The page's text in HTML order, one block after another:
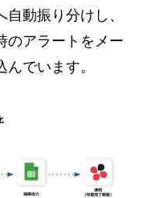
動振り分けし、
のアラートをメー
でいます。